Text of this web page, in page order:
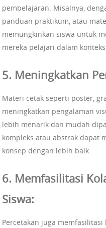
pembelajaran. Misalnya,
panduan praktikum, atau
memungkinkan siswa untuk
mereka pelajari dalam
5. Meningkatkan
Materi cetak seperti poster,
meningkatkan pengalaman
lebih menarik dan mudah
kompleks atau abstrak dapat
konsep dengan lebih baik.
6. Memfasilitasi
Siswa:
Percetakan juga